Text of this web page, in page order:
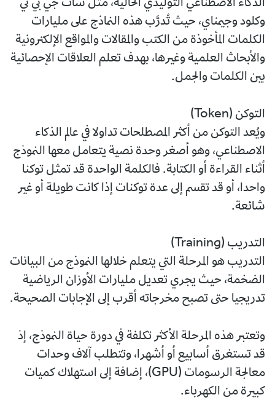
الذكاء الاصطناعي التوليدي الحالية، مثل شات جي بي تي
وكلود وجيمناي، حيث تُدرَّب هذه النماذج على مليارات
الكلمات المأخوذة من الكتب والمقالات والمواقع الإلكترونية
والأبحاث العلمية وغيرها، بهدف تعلم العلاقات الإحصائية
بين الكلمات والجمل.
التوكن (Token)
ويُعد التوكن من أكثر المصطلحات تداولا في عالم الذكاء
الاصطناعي، وهو أصغر وحدة نصية يتعامل معها النموذج
أثناء القراءة أو الكتابة. فالكلمة الواحدة قد تمثل توكنا
واحدا، أو قد تقسم إلى عدة توكنات إذا كانت طويلة أو غير
شائعة.
التدريب (Training)
التدريب هو المرحلة التي يتعلم خلالها النموذج من البيانات
الضخمة، حيث يجري تعديل مليارات الأوزان الرياضية
تدريجيا حتى تصبح مخرجاته أقرب إلى الإجابات الصحيحة.
وتعتبر هذه المرحلة الأكثر تكلفة في دورة حياة النموذج، إذ
قد تستغرق أسابيع أو أشهرا، وتتطلب آلاف وحدات
معالجة الرسومات (GPU)، إضافة إلى استهلاك كميات
كبيرة من الكهرباء.